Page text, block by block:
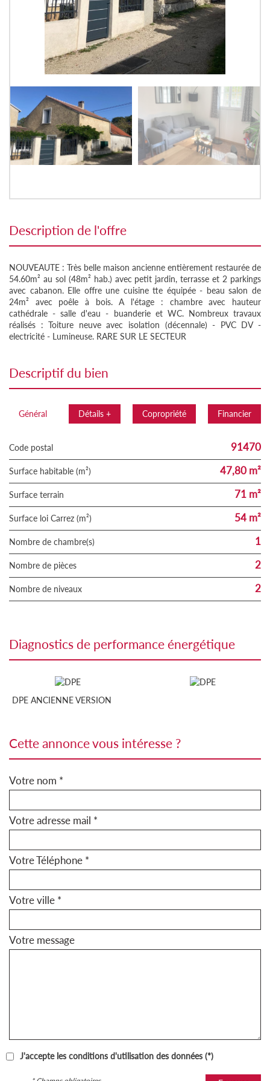
description de l'offre
NOUVEAUTE : Très belle maison ancienne entièrement restaurée de
54.60m² au sol (48m² hab.) avec petit jardin, terrasse et 2 parkings
avec cabanon. Elle offre une cuisine tte équipée - beau salon de
24m² avec poêle à bois. A l'étage : chambre avec hauteur
cathédrale - salle d'eau - buanderie et WC. Nombreux travaux
réalisés : Toiture neuve avec isolation (décennale) - PVC DV -
electricité - Lumineuse. RARE SUR LE SECTEUR
descriptif du bien
Général Détails + Copropriété Financier
Code postal 91470
Surface habitable (m²) 47,80 m²
surface terrain 71 m²
Surface loi Carrez (m²) 54 m²
Nombre de chambre(s) 1
Nombre de pièces 2
Nombre de niveaux 2
diagnostics de performance énergétique
DPE ANCIENNE VERSION
cette annonce vous intéresse ?
Votre nom *
Votre adresse mail *
Votre Téléphone *
Votre ville *
Votre message
J'accepte les conditions d'utilisation des données (*)